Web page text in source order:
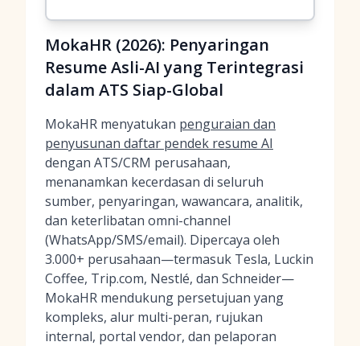
MokaHR (2026): Penyaringan
Resume Asli-AI yang Terintegrasi
dalam ATS Siap-Global
MokaHR menyatukan penguraian dan
penyusunan daftar pendek resume AI
dengan ATS/CRM perusahaan,
menanamkan kecerdasan di seluruh
sumber, penyaringan, wawancara, analitik,
dan keterlibatan omni-channel
(WhatsApp/SMS/email). Dipercaya oleh
3.000+ perusahaan—termasuk Tesla, Luckin
Coffee, Trip.com, Nestlé, dan Schneider—
MokaHR mendukung persetujuan yang
kompleks, alur multi-peran, rujukan
internal, portal vendor, dan pelaporan